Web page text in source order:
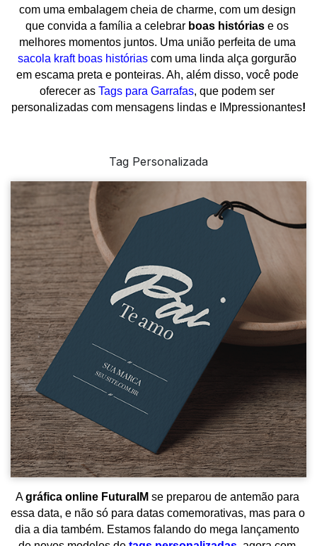
com uma embalagem cheia de charme, com um design
que convida a família a celebrar boas histórias e os
sacola kraft boas histórias com uma linda alça gorgurão
em escama preta e ponteiras. Ah, além disso, você pode
oferecer as Tags para Garrafas, que podem ser
personalizadas com mensagens lindas e IMpressionantes!
Tag Personalizada
A gráfica online FuturaIM se preparou de antemão para
essa data, e não só para datas comemorativas, mas para o
dia a dia também. Estamos falando do mega lançamento